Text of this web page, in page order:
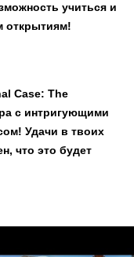
учиться и
открытиям!
Case: The
с интригующими
Удачи в твоих
что это будет